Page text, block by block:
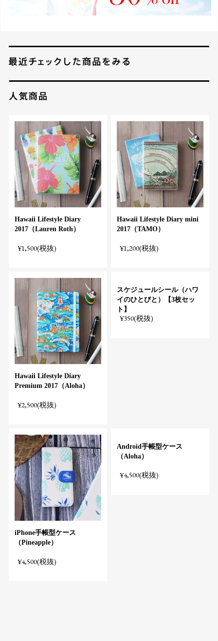
Hawaii Lifestyle Diary
2017（Lauren Roth）
¥1,500(税抜)
Hawaii Lifestyle Diary mini
2017（TAMO）
¥1,200(税抜)
Hawaii Lifestyle Diary
Premium 2017（Aloha）
¥2,500(税抜)
スケジュールシール（ハワ
イのひとびと）【3枚セッ
ト】
¥350(税抜)
iPhone手帳型ケース
（Pineapple）
¥4,500(税抜)
Android手帳型ケース
（Aloha）
¥4,500(税抜)